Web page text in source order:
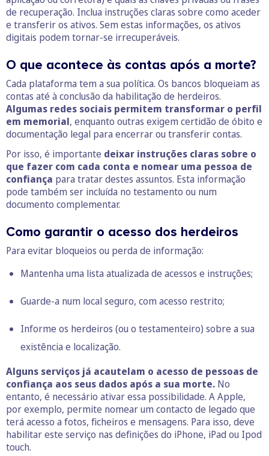
de recuperação. Inclua instruções claras sobre como aceder
e transferir os ativos. Sem estas informações, os ativos
digitais podem tornar-se irrecuperáveis.
O que acontece às contas após a morte?
Cada plataforma tem a sua política. Os bancos bloqueiam as
contas até à conclusão da habilitação de herdeiros.
Algumas redes sociais permitem transformar o perfil
em memorial, enquanto outras exigem certidão de óbito e
documentação legal para encerrar ou transferir contas.
Por isso, é importante deixar instruções claras sobre o
que fazer com cada conta e nomear uma pessoa de
confiança para tratar destes assuntos. Esta informação
pode também ser incluída no testamento ou num
documento complementar.
Como garantir o acesso dos herdeiros
Para evitar bloqueios ou perda de informação:
Mantenha uma lista atualizada de acessos e instruções;
Guarde-a num local seguro, com acesso restrito;
Informe os herdeiros (ou o testamenteiro) sobre a sua
existência e localização.
Alguns serviços já acautelam o acesso de pessoas de
confiança aos seus dados após a sua morte. No
entanto, é necessário ativar essa possibilidade. A Apple,
por exemplo, permite nomear um contacto de legado que
terá acesso a fotos, ficheiros e mensagens. Para isso, deve
habilitar este serviço nas definições do iPhone, iPad ou Ipod
touch.